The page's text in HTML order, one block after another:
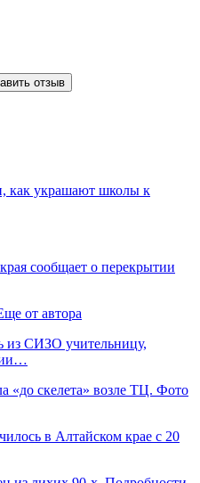
отзыв
как украшают школы к
сообщает о перекрытии
от автора
из СИЗО учительницу,
«до скелета» возле ТЦ. Фото
в Алтайском крае с 20